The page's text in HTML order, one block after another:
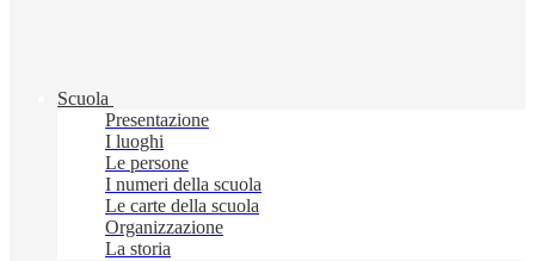
Scuola
Presentazione
I luoghi
Le persone
I numeri della scuola
Le carte della scuola
Organizzazione
La storia